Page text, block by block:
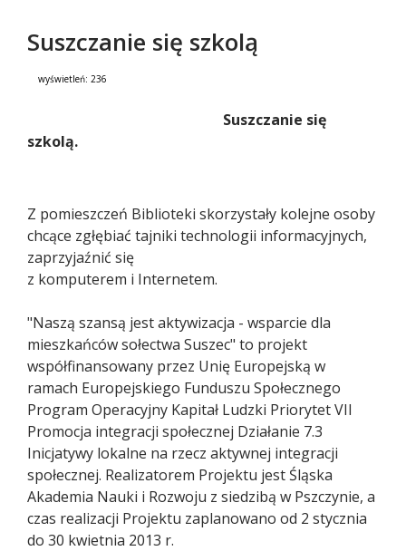
Suszczanie się szkolą
wyświetleń: 236
Suszczanie się
szkolą.
Z pomieszczeń Biblioteki skorzystały kolejne osoby
chcące zgłębiać tajniki technologii informacyjnych,
zaprzyjaźnić się
z komputerem i Internetem.
"Naszą szansą jest aktywizacja - wsparcie dla
mieszkańców sołectwa Suszec" to projekt
współfinansowany przez Unię Europejską w
ramach Europejskiego Funduszu Społecznego
Program Operacyjny Kapitał Ludzki Priorytet VII
Promocja integracji społecznej Działanie 7.3
Inicjatywy lokalne na rzecz aktywnej integracji
społecznej. Realizatorem Projektu jest Śląska
Akademia Nauki i Rozwoju z siedzibą w Pszczynie, a
czas realizacji Projektu zaplanowano od 2 stycznia
do 30 kwietnia 2013 r.